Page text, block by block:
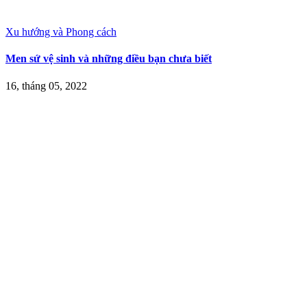
Xu hướng và Phong cách
Men sứ vệ sinh và những điều bạn chưa biết
16, tháng 05, 2022